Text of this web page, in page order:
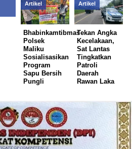
Artikel
Bhabinkamtibmas
Polsek
Maliku
Sosialisasikan
Program
Sapu Bersih
Pungli
Artikel
Tekan Angka
Kecelakaan,
Sat Lantas
Tingkatkan
Patroli
Daerah
Rawan Laka